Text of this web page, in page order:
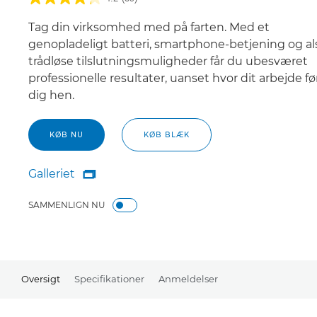
Tag din virksomhed med på farten. Med et
genopladeligt batteri, smartphone-betjening og
trådløse tilslutningsmuligheder får du ubesværet
professionelle resultater, uanset hvor dit arbejde
dig hen.
KØB NU KØB BLÆK
Galleriet
Galleriet

SAMMENLIGN NU
Oversigt Specifikationer Anmeldelser